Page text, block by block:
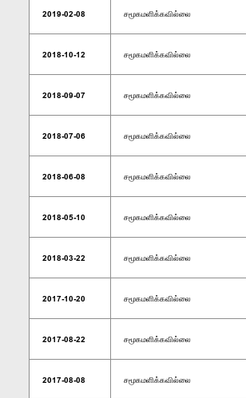
2019-02-08 சமூகமளிக்கவில்லை
2018-10-12 சமூகமளிக்கவில்லை
2018-09-07 சமூகமளிக்கவில்லை
2018-07-06 சமூகமளிக்கவில்லை
2018-06-08 சமூகமளிக்கவில்லை
2018-05-10 சமூகமளிக்கவில்லை
2018-03-22 சமூகமளிக்கவில்லை
2017-10-20 சமூகமளிக்கவில்லை
2017-08-22 சமூகமளிக்கவில்லை
2017-08-08 சமூகமளிக்கவில்லை